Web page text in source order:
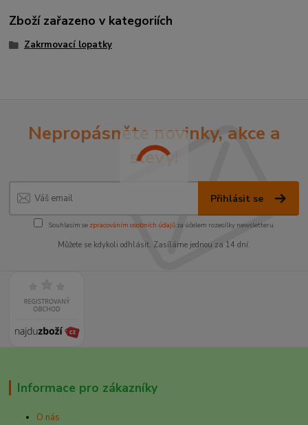
Zboží zařazeno v kategoriích
Zakrmovací lopatky
Nepropásněte novinky, akce a
slevy!
Přihlásit se
Souhlasím se zpracováním osobních údajůza účelem rozesílky newsletteru.
Můžete se kdykoli odhlásit. Zasíláme jednou za 14 dní.
Informace pro zákazníky
O nás